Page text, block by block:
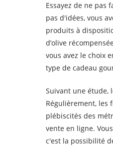
Essayez de ne pas
pas d'idées, vous
produits à
d’olive
vous avez le choix
type de cadeau
Suivant une étude,
Régulièrement, les
plébiscités des
vente en ligne.
c'est la possibilité